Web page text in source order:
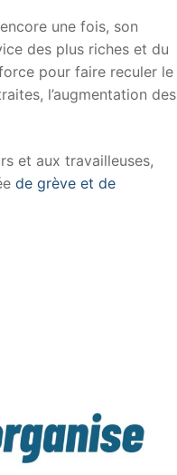
une fois, son
des plus riches et du
pour faire reculer le
l’augmentation des
et aux travailleuses,
de grève et de